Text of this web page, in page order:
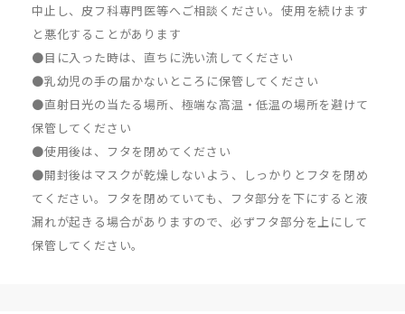
中止し、皮フ科専門医等へご相談ください。使用を続けます
と悪化することがあります
●目に入った時は、直ちに洗い流してください
●乳幼児の手の届かないところに保管してください
●直射日光の当たる場所、極端な高温・低温の場所を避けて
保管してください
●使用後は、フタを閉めてください
●開封後はマスクが乾燥しないよう、しっかりとフタを閉め
てください。フタを閉めていても、フタ部分を下にすると液
漏れが起きる場合がありますので、必ずフタ部分を上にして
保管してください。